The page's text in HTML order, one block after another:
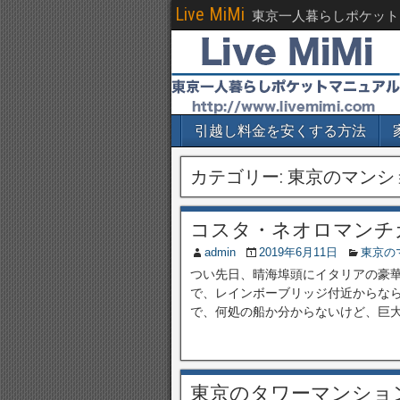
Live MiMi 東京一人暮らしポケッ
引越し料金を安くする方法
カテゴリー: 東京のマン
コスタ・ネオロマン
admin 2019年6月11日 東京の
つい先日、晴海埠頭にイタリアの豪
で、レインボーブリッジ付近からな
で、何処の船か分からないけど、巨
東京のタワーマンシ